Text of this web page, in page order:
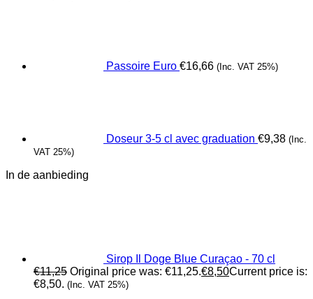
Passoire Euro €16,66 (Inc. VAT 25%)
Doseur 3-5 cl avec graduation €9,38 (Inc.
VAT 25%)
In de aanbieding
Sirop Il Doge Blue Curaçao - 70 cl
€11,25 Original price was: €11,25.€8,50Current price is:
€8,50. (Inc. VAT 25%)